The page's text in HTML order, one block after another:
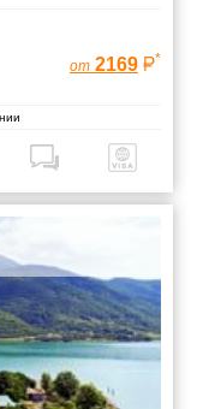
от 2169 *